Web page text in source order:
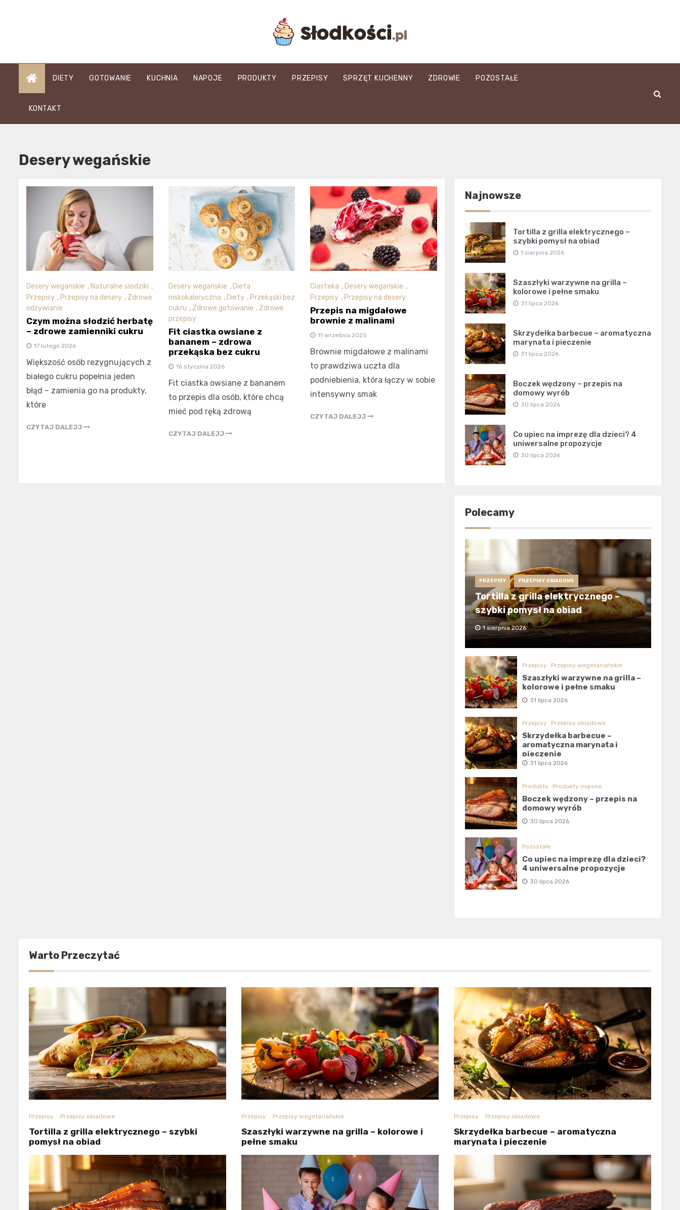
slodkosci.pl
DIETY GOTOWANIE KUCHNIA NAPOJE PRODUKTY PRZEPISY SPRZĘT KUCHENNY ZDROWIE POZOSTAŁE
KONTAKT
Desery wegańskie
Desery wegańskie , Naturalne słodziki ,
Przepisy , Przepisy na desery , Zdrowe
odżywianie
Czym można słodzić herbatę
– zdrowe zamienniki cukru
17 lutego 2026
Większość osób rezygnujących z
białego cukru popełnia jeden
błąd – zamienia go na produkty,
które
CZYTAJ DALEJJ
Desery wegańskie , Dieta
niskokaloryczna , Diety , Przekąski bez
cukru , Zdrowe gotowanie , Zdrowe
przepisy
Fit ciastka owsiane z
bananem – zdrowa
przekąska bez cukru
16 stycznia 2026
Fit ciastka owsiane z bananem
to przepis dla osób, które chcą
mieć pod ręką zdrową
CZYTAJ DALEJJ
Ciasteka , Desery wegańskie ,
Przepisy , Przepisy na desery
Przepis na migdałowe
brownie z malinami
11 września 2025
Brownie migdałowe z malinami
to prawdziwa uczta dla
podniebienia, która łączy w sobie
intensywny smak
CZYTAJ DALEJJ
Najnowsze
Tortilla z grilla elektrycznego –
szybki pomysł na obiad
1 sierpnia 2026
Szaszłyki warzywne na grilla –
kolorowe i pełne smaku
31 lipca 2026
Skrzydełka barbecue – aromatyczna
marynata i pieczenie
31 lipca 2026
Boczek wędzony – przepis na
domowy wyrób
30 lipca 2026
Co upiec na imprezę dla dzieci? 4
uniwersalne propozycje
30 lipca 2026
Polecamy
PRZEPISY PRZEPISY OBIADOWE
Tortilla z grilla elektrycznego –
szybki pomysł na obiad
1 sierpnia 2026
Przepisy Przepisy wegetariańskie
Szaszłyki warzywne na grilla –
kolorowe i pełne smaku
31 lipca 2026
Przepisy Przepisy obiadowe
Skrzydełka barbecue –
aromatyczna marynata i
pieczenie
31 lipca 2026
Produkty Produkty mięsne
Boczek wędzony – przepis na
domowy wyrób
30 lipca 2026
Pozostałe
Co upiec na imprezę dla dzieci?
4 uniwersalne propozycje
30 lipca 2026
Warto Przeczytać
Przepisy Przepisy obiadowe
Tortilla z grilla elektrycznego – szybki
pomysł na obiad
Przepisy Przepisy wegetariańskie
Szaszłyki warzywne na grilla – kolorowe i
pełne smaku
Przepisy Przepisy obiadowe
Skrzydełka barbecue – aromatyczna
marynata i pieczenie